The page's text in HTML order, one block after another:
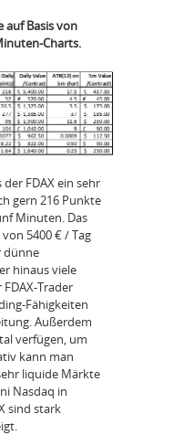
auf Basis von
Charts.
der FDAX ein sehr
gern 216 Punkte
Minuten. Das
5400 € / Tag
dünne
hinaus viele
Trader
Fähigkeiten
Außerdem
verfügen, um
kann man
liquide Märkte
Nasdaq in
sind stark